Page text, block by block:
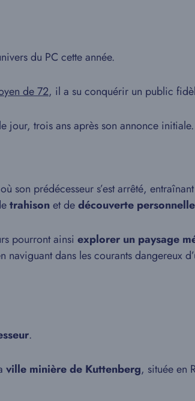
du PC cette année.
de 72, il a su conquérir un public
jour, trois ans après son annonce initiale.
son prédécesseur s’est arrêté,
trahisonet dedécouverte personnelle
pourront ainsi explorer un paysage
dans les courants dangereux
.
ville minière de Kuttenberg, située en